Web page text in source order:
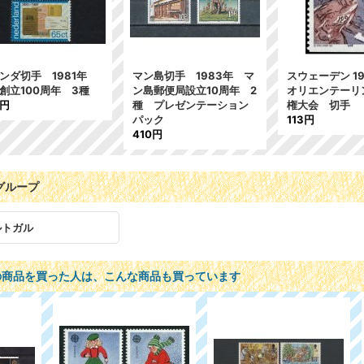
ダ切手 1981年
立100周年 3種
マン島切手 1983年 マ
ン島郵便局設立10周年 2
種 プレゼンテーション
パック
410円
スウェーデン
オリエンテーリ
権大会 切手
113円
ループ
ガル
品を買った人は、こんな商品も買っています